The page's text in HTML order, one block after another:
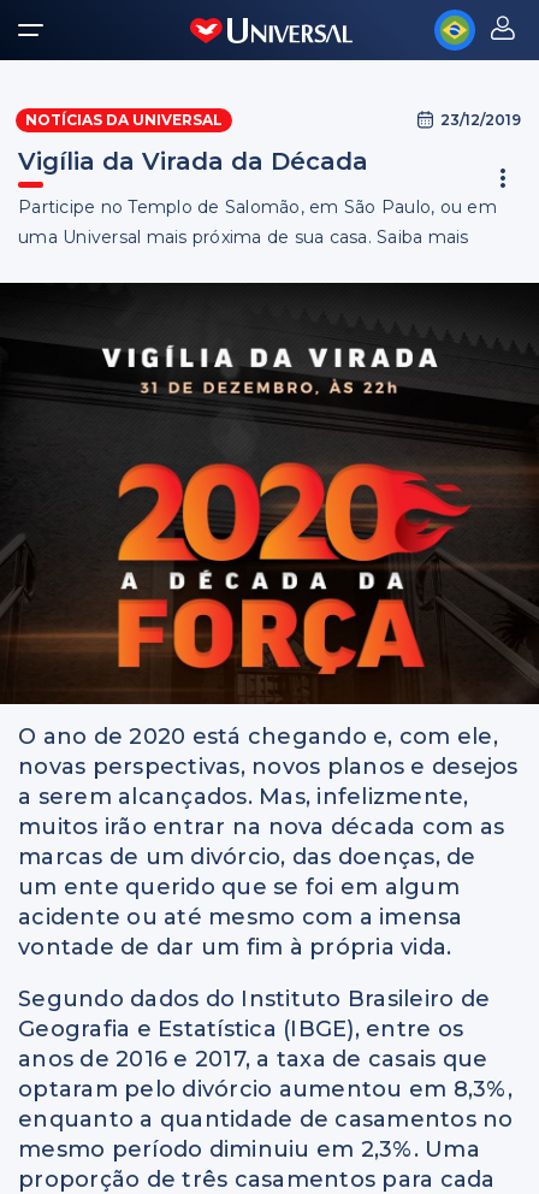
NOTÍCIAS DA UNIVERSAL 23/12/2019
Vigília da Virada da Década
Participe no Templo de Salomão, em São Paulo, ou em
uma Universal mais próxima de sua casa. Saiba mais
O ano de 2020 está chegando e, com ele,
novas perspectivas, novos planos e desejos
a serem alcançados. Mas, infelizmente,
muitos irão entrar na nova década com as
marcas de um divórcio, das doenças, de
um ente querido que se foi em algum
acidente ou até mesmo com a imensa
vontade de dar um fim à própria vida.
Segundo dados do Instituto Brasileiro de
Geografia e Estatística (IBGE), entre os
anos de 2016 e 2017, a taxa de casais que
optaram pelo divórcio aumentou em 8,3%,
enquanto a quantidade de casamentos no
mesmo período diminuiu em 2,3%. Uma
proporção de três casamentos para cada